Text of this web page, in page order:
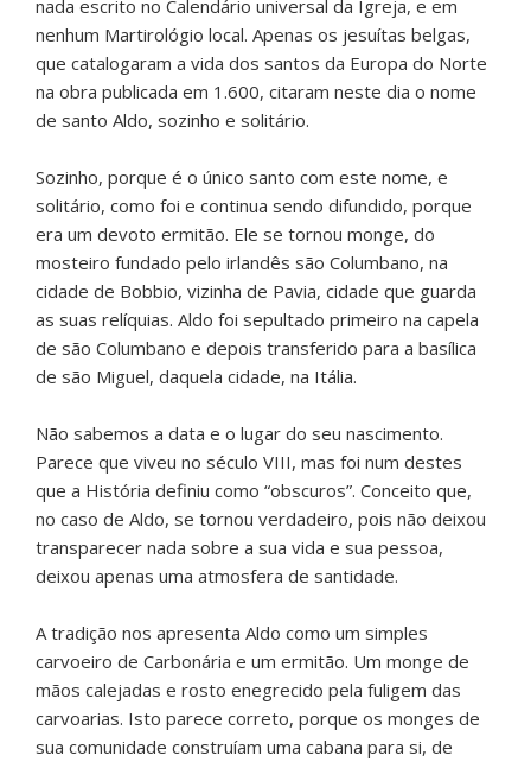
nada escrito no Calendário universal da Igreja, e em
nenhum Martirológio local. Apenas os jesuítas belgas,
que catalogaram a vida dos santos da Europa do Norte
na obra publicada em 1.600, citaram neste dia o nome
de santo Aldo, sozinho e solitário.
Sozinho, porque é o único santo com este nome, e
solitário, como foi e continua sendo difundido, porque
era um devoto ermitão. Ele se tornou monge, do
mosteiro fundado pelo irlandês são Columbano, na
cidade de Bobbio, vizinha de Pavia, cidade que guarda
as suas relíquias. Aldo foi sepultado primeiro na capela
de são Columbano e depois transferido para a basílica
de são Miguel, daquela cidade, na Itália.
Não sabemos a data e o lugar do seu nascimento.
Parece que viveu no século VIII, mas foi num destes
que a História definiu como “obscuros”. Conceito que,
no caso de Aldo, se tornou verdadeiro, pois não deixou
transparecer nada sobre a sua vida e sua pessoa,
deixou apenas uma atmosfera de santidade.
A tradição nos apresenta Aldo como um simples
carvoeiro de Carbonária e um ermitão. Um monge de
mãos calejadas e rosto enegrecido pela fuligem das
carvoarias. Isto parece correto, porque os monges de
sua comunidade construíam uma cabana para si, de